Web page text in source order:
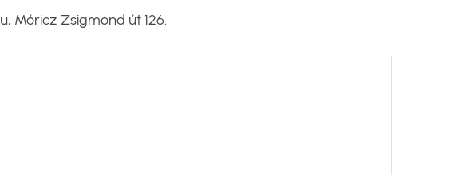
Móricz Zsigmond út 126.